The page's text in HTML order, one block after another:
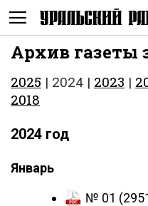
Архив газеты
2025 | 2024 | 2023 |
2018
2024 год
Январь
№ 01